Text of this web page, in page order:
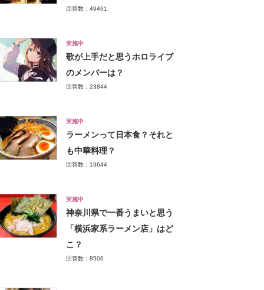
回答数：49461
実施中
歌が上手だと思うホロライブ
のメンバーは？
回答数：23844
実施中
ラーメンって日本食？それと
も中華料理？
回答数：19644
実施中
神奈川県で一番うまいと思う
「横浜家系ラーメン店」はど
こ？
回答数：8506